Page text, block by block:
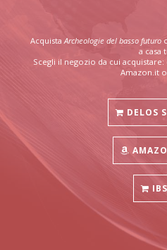
Acquista Archeologie del basso futuro
a casa
Scegli il negozio da cui
Amazon.it o
DELOS
IBS